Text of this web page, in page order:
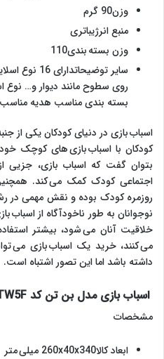
وزن90 گرم
منبع انرژیباتری
وزن بسته بندی110
سایر
روی سطوح مانند دیوار و… نوع
بسته بندی مناسب هدیه مناسب 3 سال به بالا
اسباب بازی در دنیای کودکان یکی از
کودکان با اسباب بازی های کوچک
بتوان گفت که اسباب بازی،
اجتماعی کودک کمک می کند.
روزمره کودک بوده و نقش مهمی در
نوجوانان به طور ناخودآگاه از
خلاقیت آنان می شود، بیشتر
می کنند، خرید یک اسباب بازی می
داشته باشد اما این تصور اشتباه است.
اسباب بازی مدل بن تن کد 20BTW5F
مشخصات
ابعاد کالا260x40x340 میلی متر